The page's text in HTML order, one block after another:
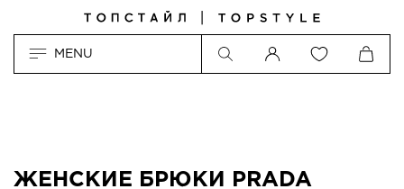
MENU
ЖЕНСКИЕ БРЮКИ PRADA